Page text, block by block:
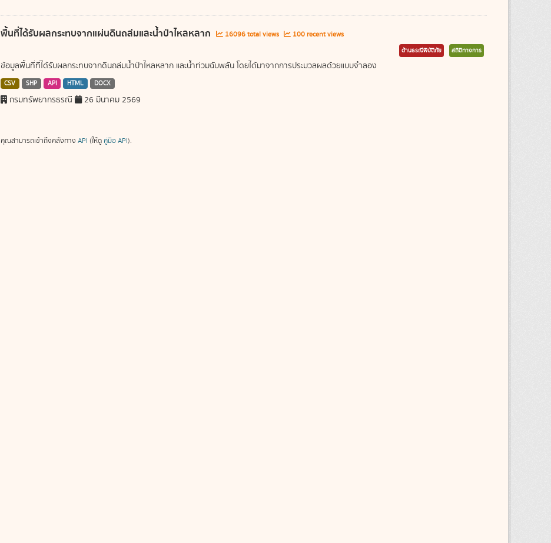
พื้นที่ได้รับผลกระทบจากแผ่นดินถล่มและน้ำป่าไหลหลาก 16096 total views 100 recent views
ด้านธรณีพิบัติภัย สถิติทางการ
ข้อมูลพื้นที่ที่ได้รับผลกระทบจากดินถล่มน้ำป่าไหลหลาก และน้ำท่วมฉับพลัน โดยได้มาจากการประมวลผลด้วยแบบจำลอง
CSV SHP API HTML DOCX
กรมทรัพยากรธรณี 26 มีนาคม 2569
คุณสามารถเข้าถึงคลังทาง API (ให้ดู คู่มือ API).